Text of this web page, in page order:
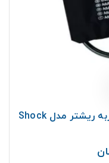
دستگاه فشارخون عقربه ای ضد ضربه ریشتر مدل Shock